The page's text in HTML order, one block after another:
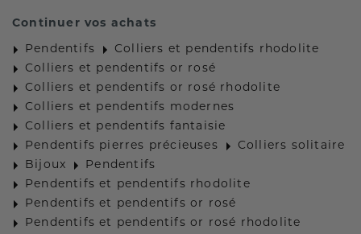
Continuer vos achats
Pendentifs
Colliers et pendentifs rhodolite
Colliers et pendentifs or rosé
Colliers et pendentifs or rosé rhodolite
Colliers et pendentifs modernes
Colliers et pendentifs fantaisie
Pendentifs pierres précieuses
Colliers solitaire
Bijoux
Pendentifs
Pendentifs et pendentifs rhodolite
Pendentifs et pendentifs or rosé
Pendentifs et pendentifs or rosé rhodolite